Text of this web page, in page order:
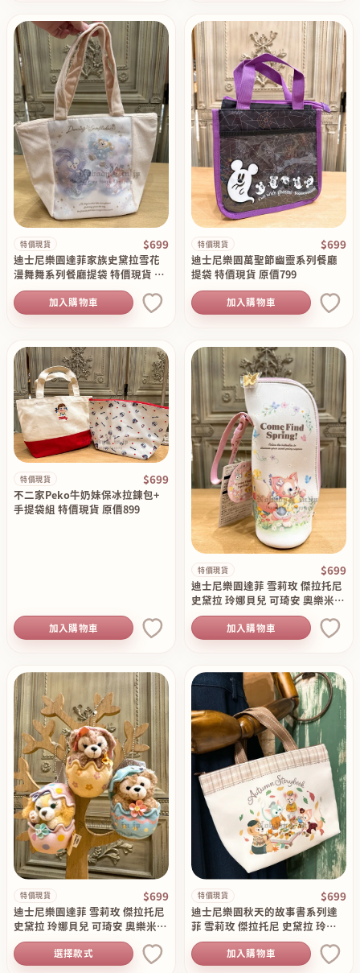
特價現貨 $699
迪士尼樂園達菲家族史黛拉雪花
漫舞舞系列餐廳提袋 特價現貨 原
價799
加入購物車
特價現貨 $699
迪士尼樂園萬聖節幽靈系列餐廳
提袋 特價現貨 原價799
加入購物車
特價現貨 $699
不二家Peko牛奶妹保冰拉鍊包+
手提袋組 特價現貨 原價899
加入購物車
特價現貨 $699
迪士尼樂園達菲 雪莉玫 傑拉托尼
史黛拉 玲娜貝兒 可琦安 奧樂米拉
尋找春天系列保護瓶套 特價現貨
原價799加入購物車
特價現貨 $699
迪士尼樂園達菲 雪莉玫 傑拉托尼
史黛拉 玲娜貝兒 可琦安 奧樂米拉
尋找春天系列復活蛋絨毛吊飾 特
價現貨 原價799
選擇款式
特價現貨 $699
迪士尼樂園秋天的故事書系列達
菲 雪莉玫 傑拉托尼 史黛拉 玲娜
貝兒 可琦安 奧樂米拉 餐廳手提袋
特價現貨 原價799
加入購物車